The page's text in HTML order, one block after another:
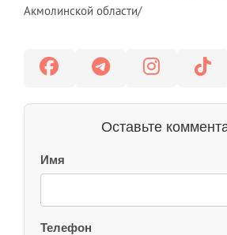
Акмолинской области/
Оставьте
Имя
Телефон